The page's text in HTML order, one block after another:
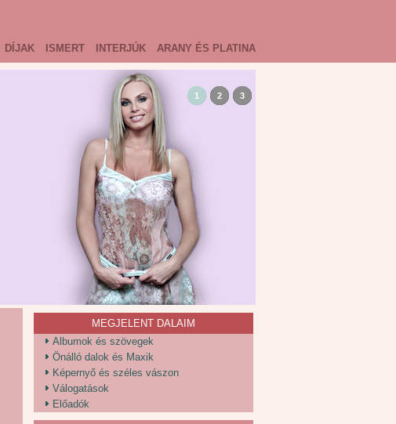
DÍJAK ISMERT INTERJÚK ARANY ÉS PLATINA
1 2 3
MEGJELENT DALAIM
Albumok és szövegek
Önálló dalok és Maxik
Képernyő és széles vászon
Válogatások
Előadók